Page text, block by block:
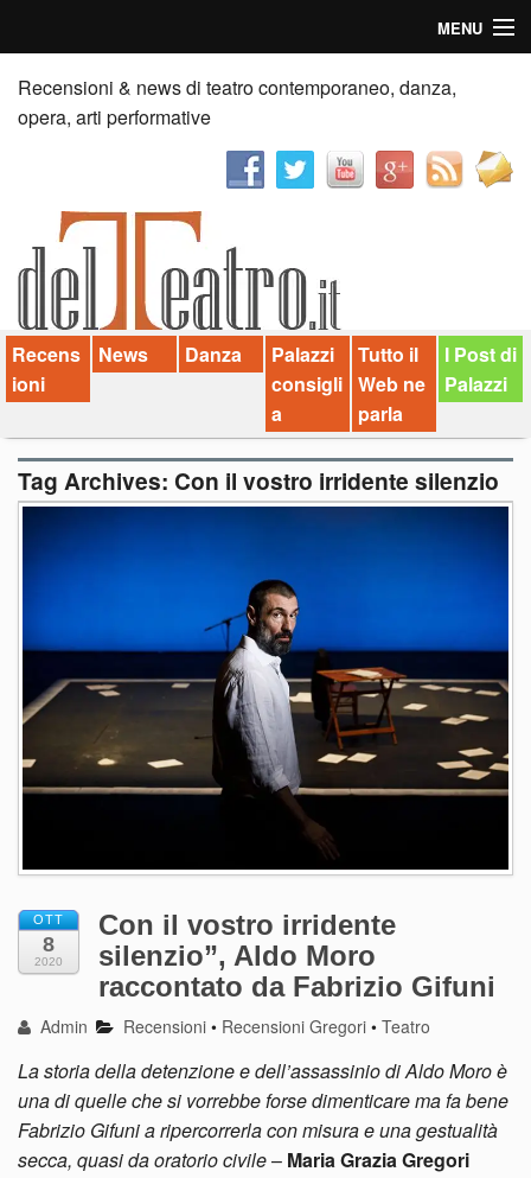
MENU
Home
Recensioni
News
Palazzi consiglia
Video
Chi siamo
Contatti
Recensioni & news di teatro contemporaneo, danza,
opera, arti performative
Recens
ioni
News Danza
Palazzi
consigli
a
Tutto il
Web ne
parla
I Post di
Palazzi
Tag Archives: Con il vostro irridente silenzio
OTT
8
2020
Con il vostro irridente
silenzio”, Aldo Moro
raccontato da Fabrizio Gifuni
Admin Recensioni • Recensioni Gregori •Teatro
La storia della detenzione e dell’assassinio di Aldo Moro è
una di quelle che si vorrebbe forse dimenticare ma fa bene
Fabrizio Gifuni a ripercorrerla con misura e una gestualità
secca, quasi da oratorio civile– Maria Grazia Gregori